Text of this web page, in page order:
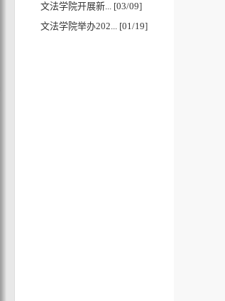
文法学院开展新... [03/09]
文法学院举办202... [01/19]